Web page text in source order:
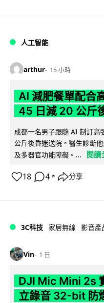
人工智能
arthur 15 小時
AI 減肥餐單配合
45 日減 20 公斤
成都一名男子跟隨 AI 制訂高
公斤後昏迷送院。醫生診斷
及多器官功能障礙。...
閱讀
18 4 ↗ 分享
3C科技 家居無線 影音產
Vin 1 日
DJI Mic Mini 2s
立錄音 32-bit 防